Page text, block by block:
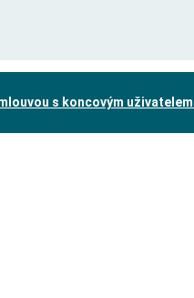
s koncovým uživatelem